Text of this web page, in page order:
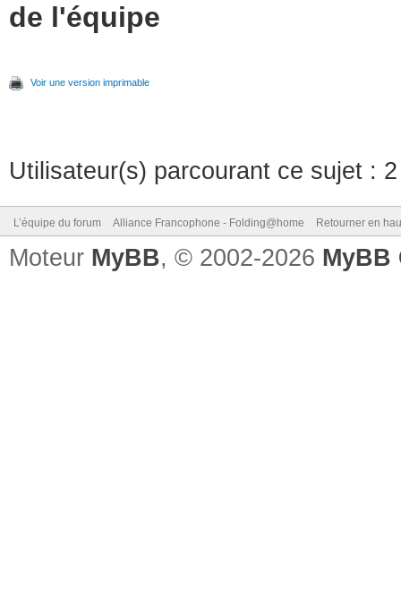
de l'équipe
Voir une version imprimable
Utilisateur(s) parcourant ce sujet :
L’équipe du forum Alliance Francophone - Folding@home Retourner en
Moteur MyBB, © 2002-2026 MyBB